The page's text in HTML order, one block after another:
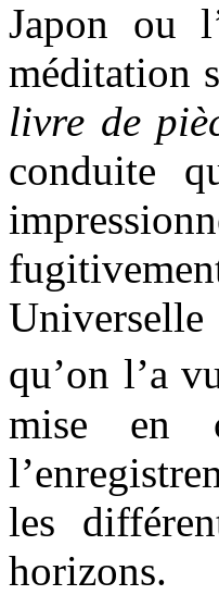
Japon ou
méditation
livre de
conduite
qu’on l’a
mise en
les
horizons.